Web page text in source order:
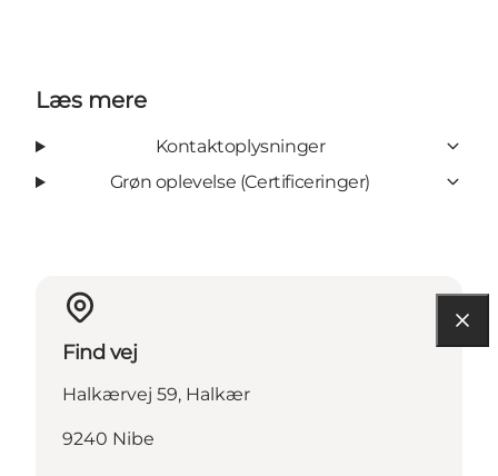
Læs mere
Kontaktoplysninger
Grøn oplevelse (Certificeringer)
Find vej
Halkærvej 59, Halkær
9240 Nibe